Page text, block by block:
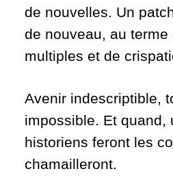
de nouvelles. Un
de nouveau, au terme
multiples et de
Avenir indescriptible,
impossible. Et quand,
historiens feront les
chamailleront.